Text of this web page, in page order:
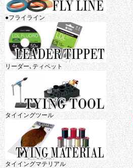
●フライライン
リーダー､ティペット
タイイングツール
タイイングマテリアル